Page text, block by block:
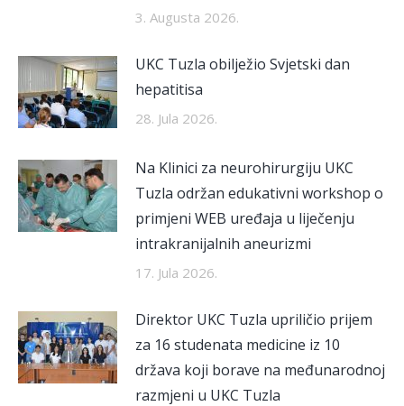
3. Augusta 2026.
UKC Tuzla obilježio Svjetski dan
hepatitisa
28. Jula 2026.
Na Klinici za neurohirurgiju UKC
Tuzla održan edukativni workshop o
primjeni WEB uređaja u liječenju
intrakranijalnih aneurizmi
17. Jula 2026.
Direktor UKC Tuzla upriličio prijem
za 16 studenata medicine iz 10
država koji borave na međunarodnoj
razmjeni u UKC Tuzla